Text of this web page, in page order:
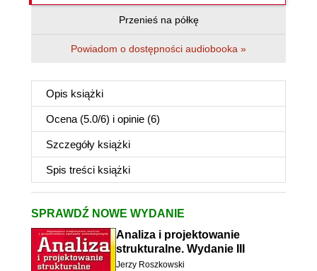
Przenieś na półkę
Powiadom o dostępności audiobooka »
Opis książki
Ocena (5.0/6) i opinie (6)
Szczegóły książki
Spis treści książki
SPRAWDŹ NOWE WYDANIE
Analiza i projektowanie
strukturalne. Wydanie III
Jerzy Roszkowski